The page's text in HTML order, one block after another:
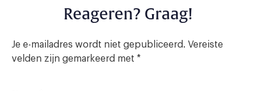
Reageren? Graag!
Je e-mailadres wordt niet gepubliceerd. Vereiste
velden zijn gemarkeerd met *